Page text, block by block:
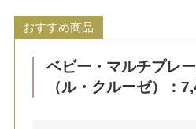
おすすめ商品
ベビー・マルチプレ
（ル・クルーゼ）：